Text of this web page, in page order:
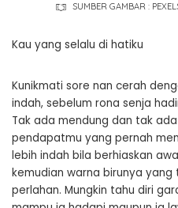
SUMBER GAMBAR :
Kau yang selalu di hatiku
Kunikmati sore nan cerah
indah, sebelum rona senja
Tak ada mendung dan tak
pendapatmu yang pernah
lebih indah bila berhiaskan
kemudian warna birunya
perlahan. Mungkin tahu diri